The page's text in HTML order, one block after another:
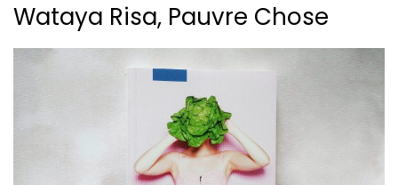
Wataya Risa, Pauvre Chose